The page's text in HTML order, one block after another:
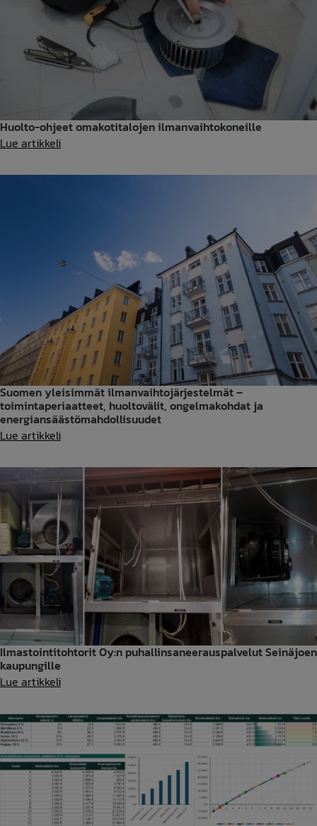
Huolto-ohjeet omakotitalojen ilmanvaihtokoneille
Lue artikkeliHuolto-
omakotitalojen
Suomen yleisimmät ilmanvaihtojärjestelmät –
toimintaperiaatteet, huoltovälit, ongelmakohdat ja
energiansäästömahdollisuudet
Lue artikkeliSuomen
ilmanvaihtojärjestelmät
–
toimintaperiaatteet,
huoltovälit,
ongelmakohdat
ja
energiansäästömahdollisuudet
Ilmastointitohtorit Oy:n puhallinsaneerauspalvelut Seinäjoen
kaupungille
Lue artikkeliIlmastointitohtorit
puhallinsaneerauspalvelut
Seinäjoen
kaupungille